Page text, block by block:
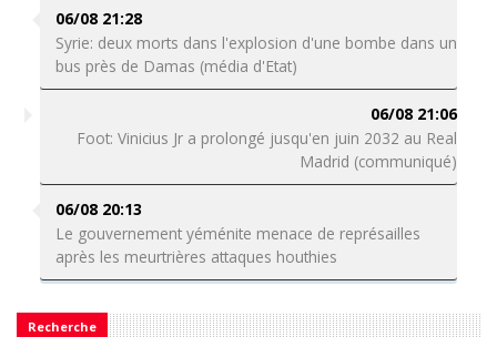
06/08 21:28
Syrie: deux morts dans l'explosion d'une bombe dans un
bus près de Damas (média d'Etat)
06/08 21:06
Foot: Vinicius Jr a prolongé jusqu'en juin 2032 au Real
Madrid (communiqué)
06/08 20:13
Le gouvernement yéménite menace de représailles
après les meurtrières attaques houthies
Recherche